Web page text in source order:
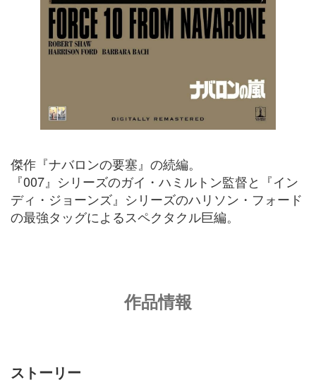
傑作『ナバロンの要塞』の続編。
『007』シリーズのガイ・ハミルトン監督と『イン
ディ・ジョーンズ』シリーズのハリソン・フォード
の最強タッグによるスペクタクル巨編。
作品情報
ストーリー